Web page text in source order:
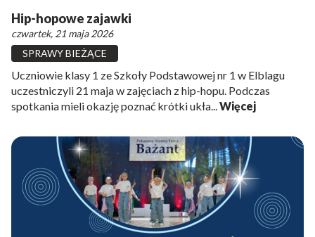
Hip-hopowe zajawki
czwartek, 21 maja 2026
SPRAWY BIEŻĄCE
Uczniowie klasy 1 ze Szkoły Podstawowej nr 1 w Elblagu
uczestniczyli 21 maja w zajęciach z hip-hopu. Podczas
spotkania mieli okazję poznać krótki ukła...Więcej